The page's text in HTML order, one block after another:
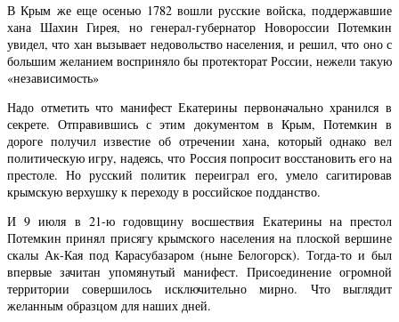
В Крым же еще осенью 1782 вошли русские войска, поддержавшие
хана Шахин Гирея, но генерал-губернатор Новороссии Потемкин
увидел, что хан вызывает недовольство населения, и решил, что оно с
большим желанием восприняло бы протекторат России, нежели такую
«независимость»
Надо отметить что манифест Екатерины первоначально хранился в
секрете. Отправившись с этим документом в Крым, Потемкин в
дороге получил известие об отречении хана, который однако вел
политическую игру, надеясь, что Россия попросит восстановить его на
престоле. Но русский политик переиграл его, умело сагитировав
крымскую верхушку к переходу в российское подданство.
И 9 июля в 21-ю годовщину восшествия Екатерины на престол
Потемкин принял присягу крымского населения на плоской вершине
скалы Ак-Кая под Карасубазаром (ныне Белогорск). Тогда-то и был
впервые зачитан упомянутый манифест. Присоединение огромной
территории совершилось исключительно мирно. Что выглядит
желанным образцом для наших дней.